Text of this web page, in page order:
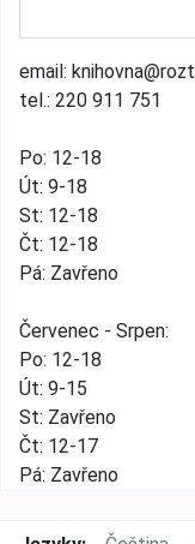
email:
tel.: 220 911 751
Po: 12-18
Út: 9-18
St: 12-18
Čt: 12-18
Pá: Zavřeno
Červenec - Srpen:
Po: 12-18
Út: 9-15
St: Zavřeno
Čt: 12-17
Pá: Zavřeno